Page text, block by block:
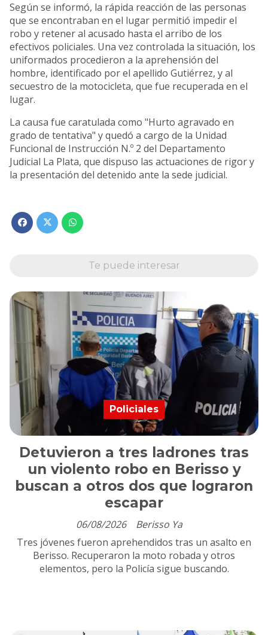
Según se informó, la rápida reacción de las personas
que se encontraban en el lugar permitió impedir el
robo y retener al acusado hasta el arribo de los
efectivos policiales. Una vez controlada la situación, los
uniformados procedieron a la aprehensión del
hombre, identificado por el apellido Gutiérrez, y al
secuestro de la motocicleta, que fue recuperada en el
lugar.
La causa fue caratulada como "Hurto agravado en
grado de tentativa" y quedó a cargo de la Unidad
Funcional de Instrucción N.º 2 del Departamento
Judicial La Plata, que dispuso las actuaciones de rigor y
la presentación del detenido ante la sede judicial.
Te puede interesar
Detuvieron a tres ladrones tras
un violento robo en Berisso y
buscan a otros dos que lograron
escapar
Berisso Ya
Policiales
06/08/2026
Tres jóvenes fueron aprehendidos tras un asalto en
Berisso. Recuperaron la moto robada y otros
elementos, pero la Policía sigue buscando.